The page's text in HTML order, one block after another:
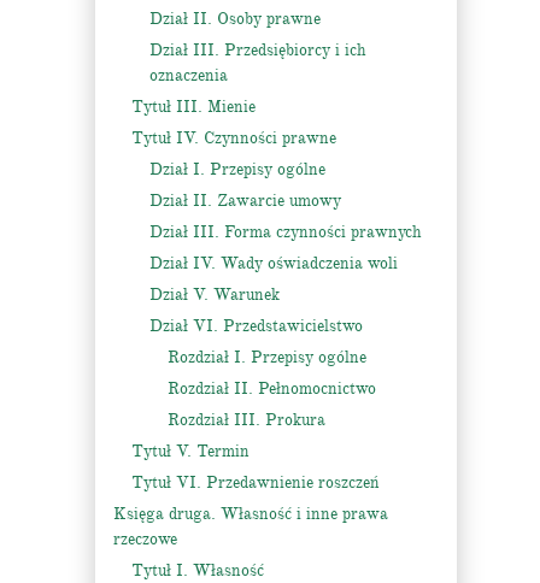
Dział II. Osoby prawne
Dział III. Przedsiębiorcy i ich
oznaczenia
Tytuł III. Mienie
Tytuł IV. Czynności prawne
Dział I. Przepisy ogólne
Dział II. Zawarcie umowy
Dział III. Forma czynności prawnych
Dział IV. Wady oświadczenia woli
Dział V. Warunek
Dział VI. Przedstawicielstwo
Rozdział I. Przepisy ogólne
Rozdział II. Pełnomocnictwo
Rozdział III. Prokura
Tytuł V. Termin
Tytuł VI. Przedawnienie roszczeń
Księga druga. Własność i inne prawa
rzeczowe
Tytuł I. Własność